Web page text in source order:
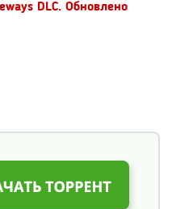
DLC. Обновлено